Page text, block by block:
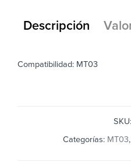
Descripción
Compatibilidad: MT03
SKU:
Categorías: MT03,